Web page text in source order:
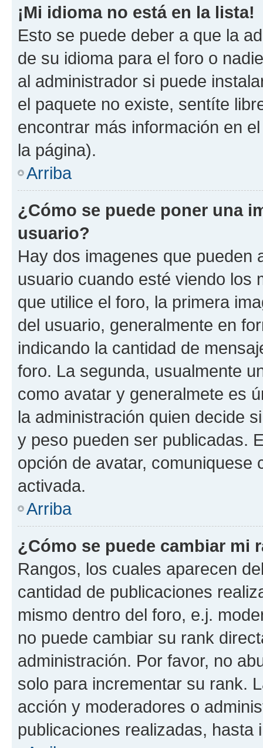
¡Mi idioma no está en la lista!
Esto se puede deber a que la
de su idioma para el foro o
al administrador si puede
el paquete no existe, sentíte
encontrar más información en
la página).
Arriba
¿Cómo se puede poner una
usuario?
Hay dos imagenes que pueden
usuario cuando esté viendo los
que utilice el foro, la primera
del usuario, generalmente en
indicando la cantidad de
foro. La segunda, usualmente
como avatar y generalmete es
la administración quien decide
y peso pueden ser publicadas.
opción de avatar, comuniquese
activada.
Arriba
¿Cómo se puede cambiar mi
Rangos, los cuales aparecen
cantidad de publicaciones
mismo dentro del foro, e.j.
no puede cambiar su rank
administración. Por favor, no
solo para incrementar su rank.
acción y moderadores o
publicaciones realizadas, hasta